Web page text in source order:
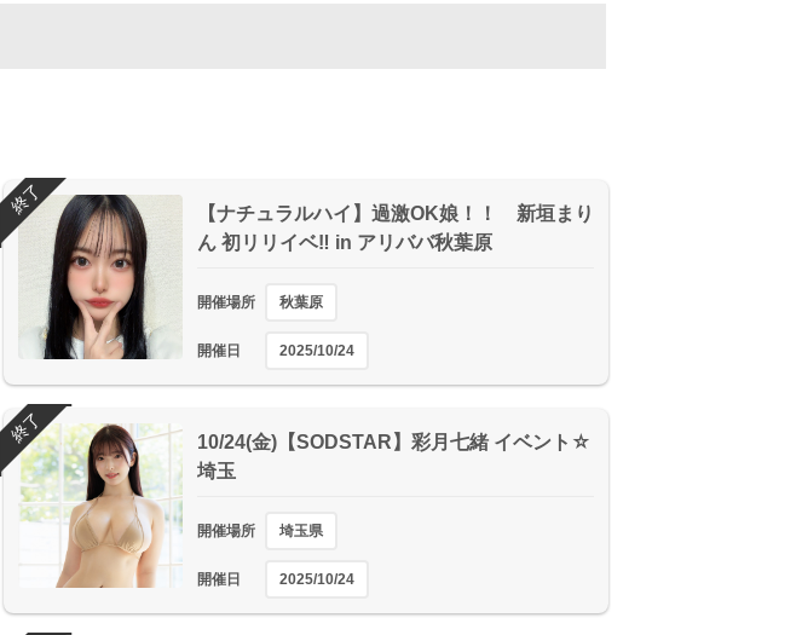
【ナチュラルハイ】過激OK娘！！ 新垣まり
ん 初リリイベ‼ in アリババ秋葉原
開催場所 秋葉原
開催日 2025/10/24
終了
10/24(金)【SODSTAR】彩月七緒 イベント☆
埼玉
開催場所 埼玉県
開催日 2025/10/24
終了